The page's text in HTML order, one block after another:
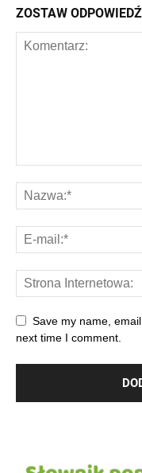
ZOSTAW ODPOWIEDŹ
Save my name,
next time I comment.